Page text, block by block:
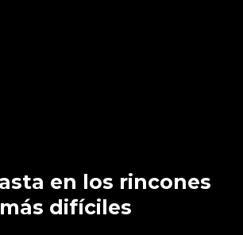
más difíciles